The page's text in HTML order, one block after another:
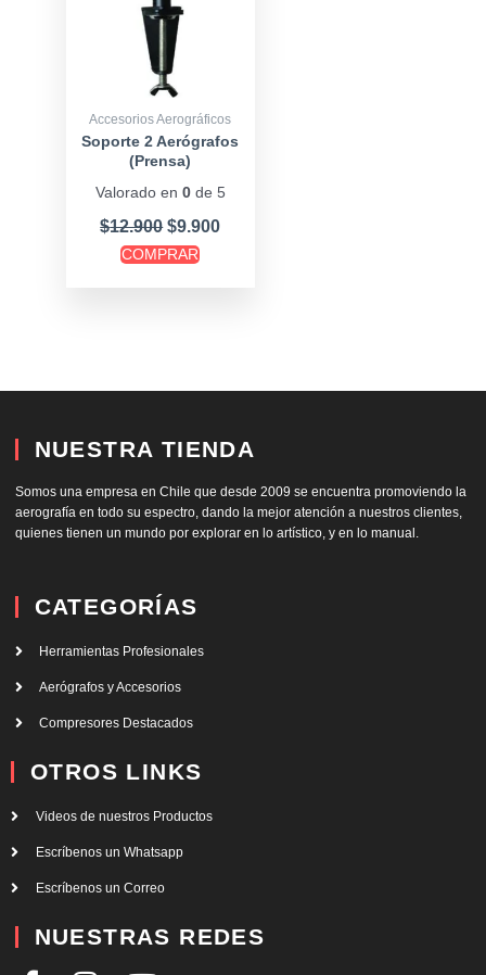
Accesorios Aerográficos
Soporte 2 Aerógrafos
(Prensa)
Valorado en 0de 5
$12.900 $9.900
COMPRAR
NUESTRA TIENDA
Somos una empresa en Chile que desde 2009 se encuentra promoviendo la
aerografía en todo su espectro, dando la mejor atención a nuestros clientes,
quienes tienen un mundo por explorar en lo artístico, y en lo manual.
CATEGORÍAS
Herramientas Profesionales
Aerógrafos y Accesorios
Compresores Destacados
OTROS LINKS
Videos de nuestros Productos
Escríbenos un Whatsapp
Escríbenos un Correo
NUESTRAS REDES